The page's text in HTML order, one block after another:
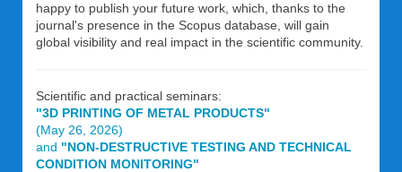
happy to publish your future work, which, thanks to the
journal's presence in the Scopus database, will gain
global visibility and real impact in the scientific community.
Scientific and practical seminars:
"3D PRINTING OF METAL PRODUCTS"
(May 26, 2026)
and "NON-DESTRUCTIVE TESTING AND TECHNICAL
CONDITION MONITORING"